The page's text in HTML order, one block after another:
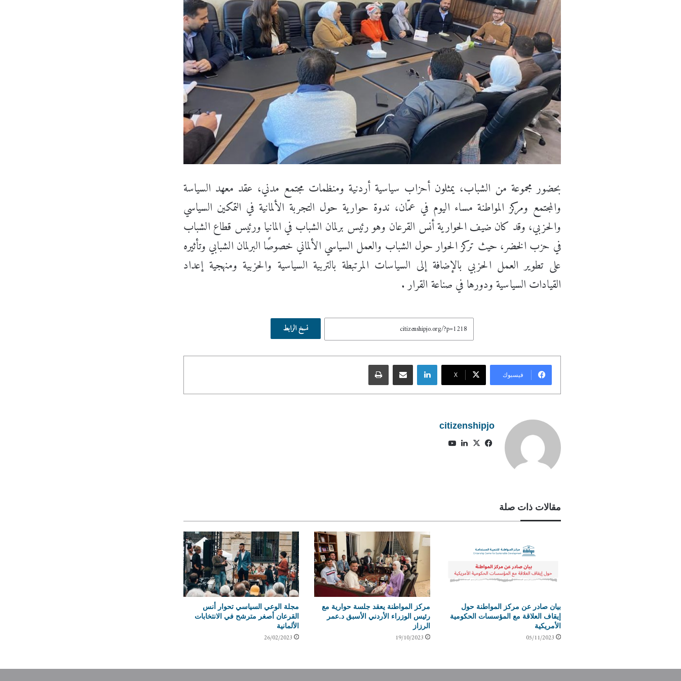
بحضور مجموعة من الشباب، يمثلون أحزاب سياسية أردنية ومنظمات مجتمع مدني، عقد معهد السياسة
والمجتمع ومركز المواطنة مساء اليوم في عمّان، ندوة حوارية حول التجربة الألمانية في التمكين السياسي
والحزبي، وقد كان ضيف الحوارية أنس القرعان وهو رئيس برلمان الشباب في المانيا ورئيس قطاع الشباب
في حزب الخضر، حيث تركز الحوار حول الشباب والعمل السياسي الألماني خصوصًا البرلمان الشبابي وتأثيره
على تطوير العمل الحزبي بالإضافة إلى السياسات المرتبطة بالتربية السياسية والحزبية ومنهجية إعداد
القيادات السياسية ودورها في صناعة القرار .
نسخ الرابط
فيسبوك X
لينكدإن مشاركة عبر البريد طباعة
citizenshipjo
فيسبوكX لينكدإن
مقالات ذات صلة
بيان صادر عن مركز المواطنة حول
إيقاف العلاقة مع المؤسسات الحكومية
الأمريكية
05/11/2023
مركز المواطنة يعقد جلسة حوارية مع
رئيس الوزراء الأردني الأسبق د.عمر
الرزاز
19/10/2023
مجلة الوعي السياسي تحوار أنس
القرعان أصغر مترشح في الانتخابات
الألمانية
26/02/2023